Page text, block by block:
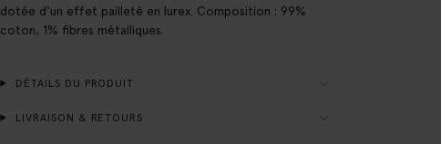
dotée d'un effet pailleté en lurex. Composition : 99%
coton, 1% fibres métalliques.
DÉTAILS DU PRODUIT
LIVRAISON & RETOURS